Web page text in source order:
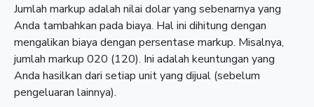
Jumlah markup adalah nilai dolar yang sebenarnya yang
Anda tambahkan pada biaya. Hal ini dihitung dengan
mengalikan biaya dengan persentase markup. Misalnya,
jumlah markup 020 (120). Ini adalah keuntungan yang
Anda hasilkan dari setiap unit yang dijual (sebelum
pengeluaran lainnya).